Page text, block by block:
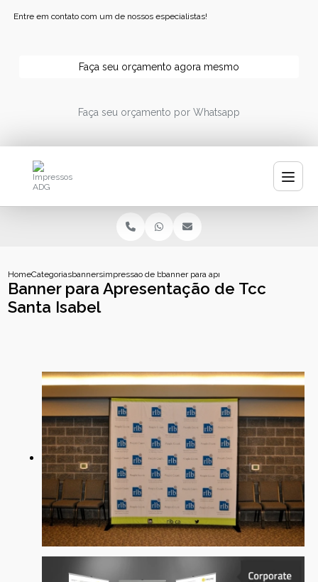
Entre em contato com um de nossos especialistas!
Faça seu orçamento agora mesmo
Faça seu orçamento por Whatsapp
HomeCategoriasbannersimpressao de bannerbanner para apresentacao de tcc santa
Banner para Apresentação de Tcc
Santa Isabel